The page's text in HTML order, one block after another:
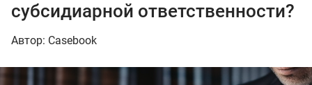
субсидиарной ответственности?
Автор: Casebook